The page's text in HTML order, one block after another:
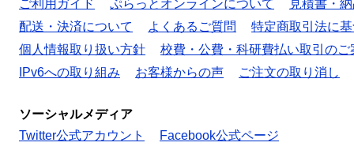
ご利用ガイド
ぷらっとオンラインについて
見積書・
配送・決済について
よくあるご質問
特定商取引法に
個人情報取り扱い方針
校費・公費・科研費払い取引のご
IPv6への取り組み
お客様からの声 ご注文の取り消し
ソーシャルメディア
Twitter公式アカウント
Facebook公式ページ